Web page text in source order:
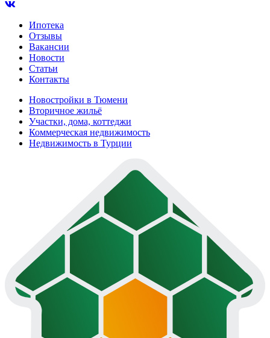
Ипотека
Отзывы
Вакансии
Новости
Статьи
Контакты
Новостройки в Тюмени
Вторичное жильё
Участки, дома, коттеджи
Коммерческая недвижимость
Недвижимость в Турции